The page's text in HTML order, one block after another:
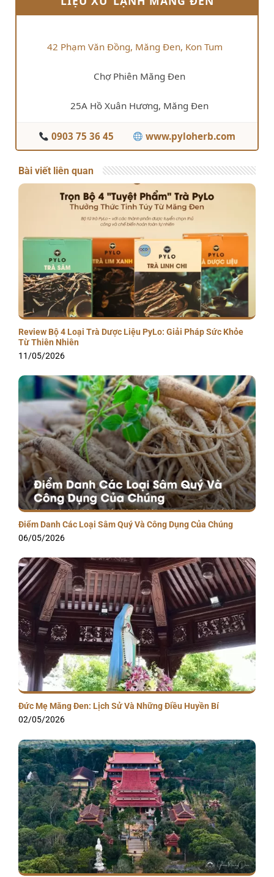
42 Phạm Văn Đồng, Măng Đen, Kon Tum
Chợ Phiên Măng Đen
25A Hồ Xuân Hương, Măng Đen
0903 75 36 45 www.pyloherb.com
Bài viết liên quan
Review Bộ 4 Loại Trà Dược Liệu PyLo: Giải Pháp Sức Khỏe
Từ Thiên Nhiên
11/05/2026
Điểm Danh Các Loại Sâm Quý Và Công Dụng Của Chúng
06/05/2026
Đức Mẹ Măng Đen: Lịch Sử Và Những Điều Huyền Bí
02/05/2026